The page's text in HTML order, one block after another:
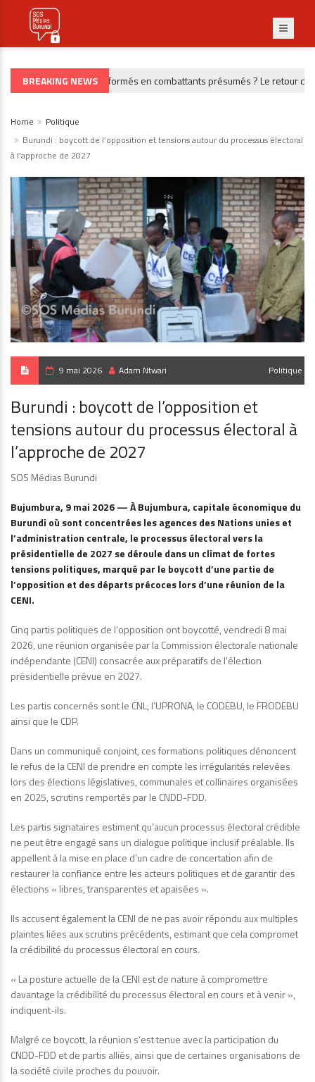
BREAKING NEWS
Des civils transformés en combattants présumés ? Le retour de 39
Home
Politique
Burundi : boycott de l’opposition et tensions autour du processus électoral
à l’approche de 2027
9 mai 2026 Adam Ntwari Politique
Burundi : boycott de l’opposition et
tensions autour du processus électoral à
l’approche de 2027
SOS Médias Burundi
Bujumbura, 9 mai 2026 — À Bujumbura, capitale économique du
Burundi où sont concentrées les agences des Nations unies et
l’administration centrale, le processus électoral vers la
présidentielle de 2027 se déroule dans un climat de fortes
tensions politiques, marqué par le boycott d’une partie de
l’opposition et des départs précoces lors d’une réunion de la
CENI.
Cinq partis politiques de l’opposition ont boycotté, vendredi 8 mai
2026, une réunion organisée par la Commission électorale nationale
indépendante (CENI) consacrée aux préparatifs de l’élection
présidentielle prévue en 2027.
Les partis concernés sont le CNL, l’UPRONA, le CODEBU, le FRODEBU
ainsi que le CDP.
Dans un communiqué conjoint, ces formations politiques dénoncent
le refus de la CENI de prendre en compte les irrégularités relevées
lors des élections législatives, communales et collinaires organisées
en 2025, scrutins remportés par le CNDD-FDD.
Les partis signataires estiment qu’aucun processus électoral crédible
ne peut être engagé sans un dialogue politique inclusif préalable. Ils
appellent à la mise en place d’un cadre de concertation afin de
restaurer la confiance entre les acteurs politiques et de garantir des
élections « libres, transparentes et apaisées ».
Ils accusent également la CENI de ne pas avoir répondu aux multiples
plaintes liées aux scrutins précédents, estimant que cela compromet
la crédibilité du processus électoral en cours.
« La posture actuelle de la CENI est de nature à compromettre
davantage la crédibilité du processus électoral en cours et à venir »,
indiquent-ils.
Malgré ce boycott, la réunion s’est tenue avec la participation du
CNDD-FDD et de partis alliés, ainsi que de certaines organisations de
la société civile proches du pouvoir.